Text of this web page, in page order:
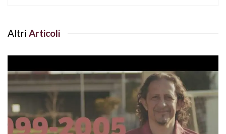
Altri Articoli